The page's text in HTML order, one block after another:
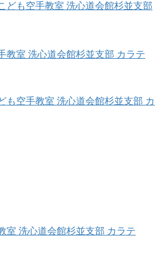
ども空手教室 洗心道会館杉並支部
教室 洗心道会館杉並支部 カラテ
も空手教室 洗心道会館杉並支部 カ
室 洗心道会館杉並支部 カラテ